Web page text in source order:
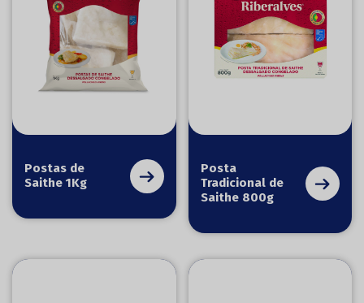
Postas de
Saithe 1Kg
Posta
Tradicional de
Saithe 800g